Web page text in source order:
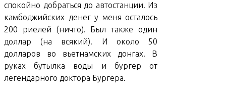
спокойно добраться до автостанции. Из
камбоджийских денег у меня осталось
200 риелей (ничто). Был также один
доллар (на всякий). И около 50
долларов во вьетнамских донгах. В
руках бутылка воды и бургер от
легендарного доктора Бургера.